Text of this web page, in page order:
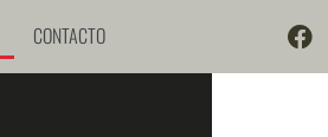
CONTACTO